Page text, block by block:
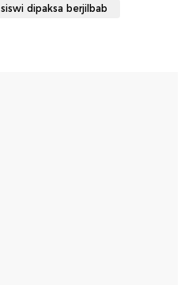
siswi dipaksa berjilbab